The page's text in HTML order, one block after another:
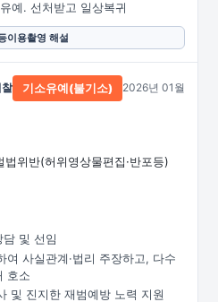
예. 선처받고 일상복귀
이용촬영 해설
법위반(허위영상물편집·반포등)
찰 기소유예(불기소) 2026년 01월
및 선임
여 사실관계·법리 주장하고, 다수
호소
및 진지한 재범예방 노력 지원